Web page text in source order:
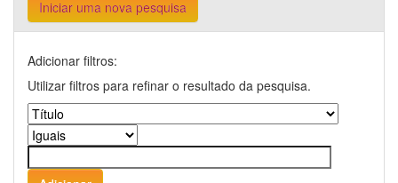
Iniciar uma nova pesquisa
Adicionar filtros:
Utilizar filtros para refinar o resultado da pesquisa.